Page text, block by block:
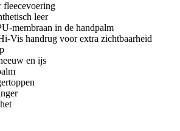
fleecevoering
leer
membraan in de handpalm
Vis handrug voor extra zichtbaarheid
en ijs